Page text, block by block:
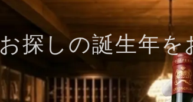
お探しの誕生年